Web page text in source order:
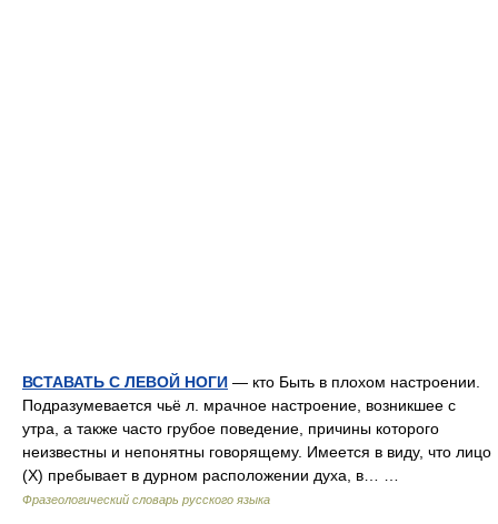
ВСТАВАТЬ С ЛЕВОЙ НОГИ — кто Быть в плохом настроении.
Подразумевается чьё л. мрачное настроение, возникшее с
утра, а также часто грубое поведение, причины которого
неизвестны и непонятны говорящему. Имеется в виду, что лицо
(Х) пребывает в дурном расположении духа, в… …
Фразеологический словарь русского языка